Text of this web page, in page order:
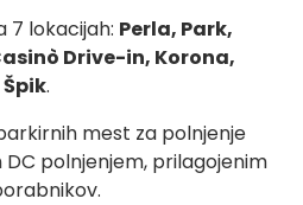
7 lokacijah: Perla, Park,
Drive-in, Korona,
.
mest za polnjenje
DC polnjenjem, prilagojenim